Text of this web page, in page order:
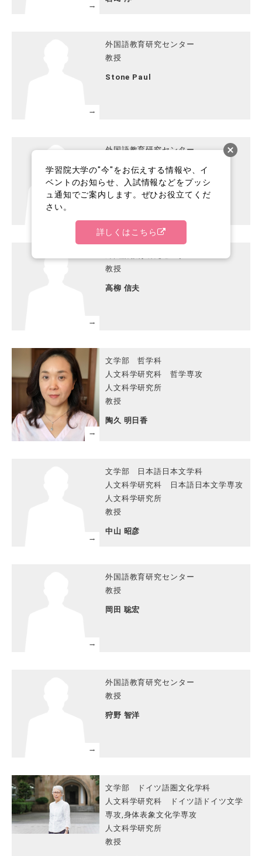
外国語教育研究センター
教授
Stone Paul
外国語教育研究センター
熊井 信弘
教授
高柳 信夫
文学部 哲学科
人文科学研究科 哲学専攻
人文科学研究所
教授
陶久 明日香
文学部 日本語日本文学科
人文科学研究科 日本語日本文学専攻
人文科学研究所
教授
中山 昭彦
外国語教育研究センター
教授
岡田 聡宏
外国語教育研究センター
教授
狩野 智洋
文学部 ドイツ語圏文化学科
人文科学研究科 ドイツ語ドイツ文学
専攻,身体表象文化学専攻
人文科学研究所
教授
学習院大学の"今"をお伝えする情報や、イ
ベントのお知らせ、入試情報などをプッシ
ュ通知でご案内します。ぜひお役立てくだ
さい。
詳しくはこちら